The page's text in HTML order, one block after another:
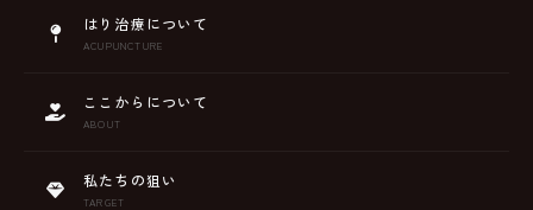
はり治療について
ACUPUNCTURE
ここからについて
ABOUT
私たちの狙い
TARGET